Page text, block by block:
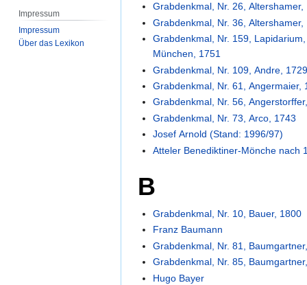
Grabdenkmal, Nr. 26, Altershamer,
Grabdenkmal, Nr. 36, Altershamer,
Grabdenkmal, Nr. 159,
München, 1751
Grabdenkmal, Nr. 109, Andre,
Grabdenkmal, Nr. 61, Angermaier,
Grabdenkmal, Nr. 56,
Grabdenkmal, Nr. 73, Arco, 1743
Josef Arnold (Stand: 1996/97)
Atteler Benediktiner-Mönche nach
B
Grabdenkmal, Nr. 10, Bauer, 1800
Franz Baumann
Grabdenkmal, Nr. 81,
Grabdenkmal, Nr. 85,
Hugo Bayer
Impressum
Impressum
Über das Lexikon